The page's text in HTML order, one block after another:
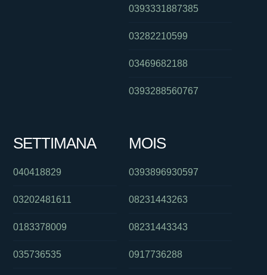
0393331887385
03282210599
03469682188
0393288560767
SETTIMANA
040418829
03202481611
0183378009
035736535
MOIS
0393896930597
08231443263
08231443343
0917736288